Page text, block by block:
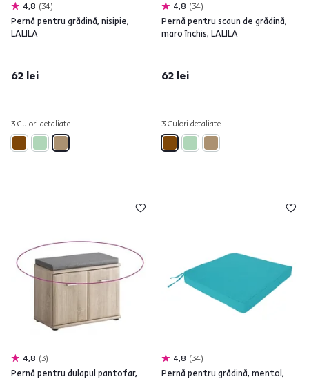
4,8 34
Pernă pentru grădină, nisipie,
LALILA
62 lei
3 Culori detaliate
4,8 34
Pernă pentru scaun de grădină,
maro închis, LALILA
62 lei
3 Culori detaliate
4,8 3
Pernă pentru dulapul pantofar,
4,8 34
Pernă pentru grădină, mentol,